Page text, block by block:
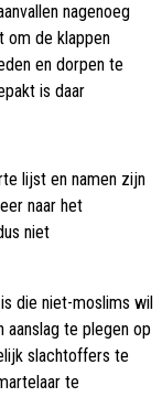
nagenoeg
om de klappen
en dorpen te
is daar
lijst en namen zijn
naar het
niet
die niet-moslims wil
te plegen op
slachtoffers te
te